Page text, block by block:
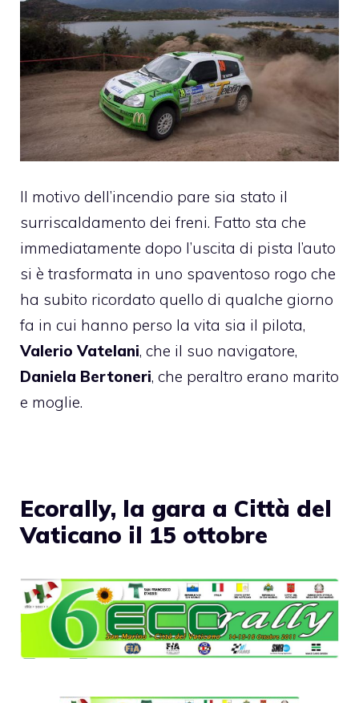
Il motivo dell’incendio pare sia stato il
surriscaldamento dei freni. Fatto sta che
immediatamente dopo l’uscita di pista l’auto
si è trasformata in uno spaventoso rogo che
ha subito ricordato quello di qualche giorno
fa in cui hanno perso la vita sia il pilota,
Valerio Vatelani, che il suo navigatore,
Daniela Bertoneri, che peraltro erano marito
e moglie.
Ecorally, la gara a Città del
Vaticano il 15 ottobre